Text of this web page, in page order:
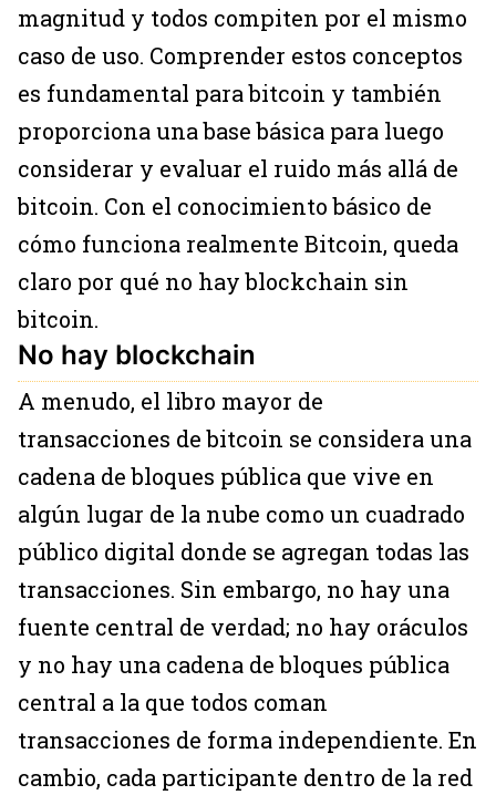
magnitud y todos compiten por el mismo
caso de uso. Comprender estos conceptos
es fundamental para bitcoin y también
proporciona una base básica para luego
considerar y evaluar el ruido más allá de
bitcoin. Con el conocimiento básico de
cómo funciona realmente Bitcoin, queda
claro por qué no hay blockchain sin
bitcoin.
No hay blockchain
A menudo, el libro mayor de
transacciones de bitcoin se considera una
cadena de bloques pública que vive en
algún lugar de la nube como un cuadrado
público digital donde se agregan todas las
transacciones. Sin embargo, no hay una
fuente central de verdad; no hay oráculos
y no hay una cadena de bloques pública
central a la que todos coman
transacciones de forma independiente. En
cambio, cada participante dentro de la red